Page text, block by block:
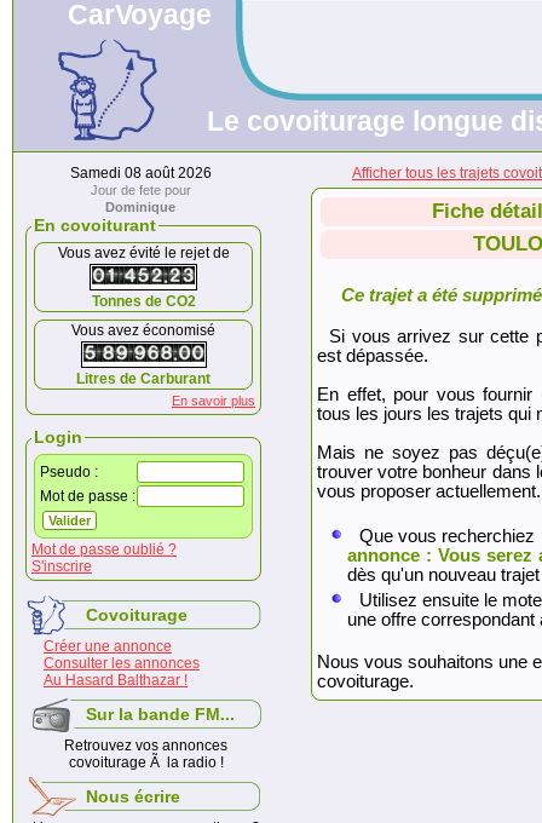
CarVoyage
Le covoiturage longue
Samedi 08 août 2026
Jour de fete pour
Dominique
En covoiturant
Vous avez évité le rejet de
Tonnes de CO2
Vous avez économisé
Litres de Carburant
En savoir plus
Login
Pseudo :
Mot de passe :
Mot de passe oublié ?
S'inscrire
Covoiturage
Créer une annonce
Consulter les annonces
Au Hasard Balthazar !
Sur la bande FM...
Retrouvez vos annonces
covoiturage Ã la radio !
Nous écrire
Afficher tous les trajets
Fiche
Ce trajet a été
Si vous arrivez sur cette
est dépassée.
En effet, pour vous fournir
tous les jours les trajets qui
Mais ne soyez pas
trouver votre bonheur dans
vous proposer actuellement.
Que vous
annonce : Vous serez
dès qu'un nouveau
Utilisez ensuite le
une offre
Nous vous souhaitons une
covoiturage.